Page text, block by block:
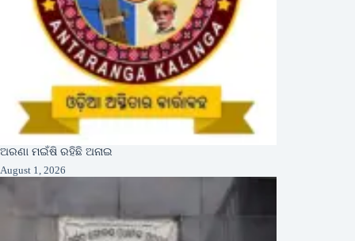
ଅରଣା ମଇଁଷି ରହିଛି ଅନାଇ
August 1, 2026